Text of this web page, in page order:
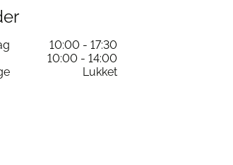
Mulighederne
10:00 - 17:30
10:00 - 14:00
Lukket